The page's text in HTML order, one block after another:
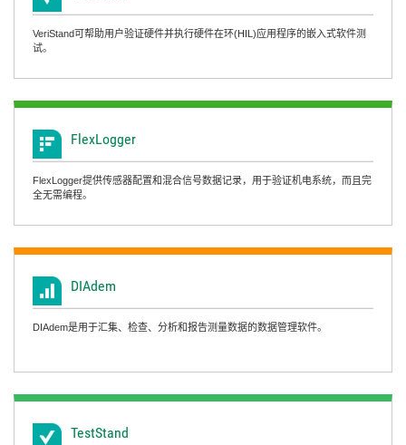
VeriStand可帮助用户验证硬件并执行硬件在环(HIL)应用程序的嵌入式软件测
试。
FlexLogger
FlexLogger提供传感器配置和混合信号数据记录，用于验证机电系统，而且完
全无需编程。
DIAdem
DIAdem是用于汇集、检查、分析和报告测量数据的数据管理软件。
TestStand